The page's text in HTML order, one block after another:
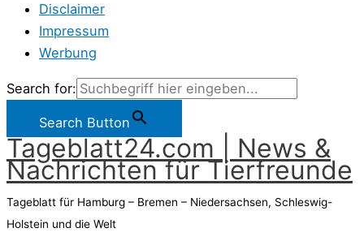
Disclaimer
Impressum
Werbung
Search for:
Search Button
Tageblatt24.com | News &
Nachrichten für Tierfreunde
Tageblatt für Hamburg – Bremen – Niedersachsen, Schleswig-
Holstein und die Welt